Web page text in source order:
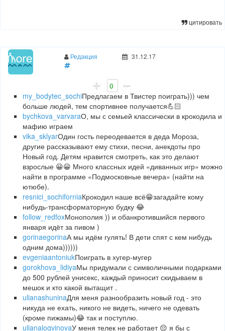
цитировать
Редакция 31.12.17
0
my_bodytec_sochiПредлагаем в Твистер поиграть))) чем
больше людей, тем спортивнее получается💪🏻
bychkova_varvaraО, мы с семьей классически в крокодила и
мафию играем
vika_sklyarОдин гость переодевается в деда Мороза,
другие рассказывают ему стихи, песни, анекдоты про
Новый год. Детям нравится смотреть, как это делают
взрослые 😀😀 Много классных идей «диванных игр» можно
найти в программе «Подмосковные вечера» (найти на
ютюбе).
resnici_sochiforniaКрокодил наше всё😁загадайте кому
нибудь-трансформаторную будку 😂
follow_redfoxМонополия )) и обанкротившийся первого
января идёт за пивом )
gorinaegorinaА мы идём гулять! В дети спят с кем нибудь
одним дома))))))
evgeniaantoniukПоиграть в хугер-мугер
gorokhova_lidiyaМы придумали с символичными подарками
до 500 рублей унисекс, каждый приносит скидываем в
мешок и кто какой вытащит .
ulianashuninaДля меня разнообразить новый год - это
никуда не ехать, никого не видеть, ничего не одевать
(кроме пижамы)😂 так и поступлю.
ulianalogvinovaУ меня телек не работает 😔 я бы с